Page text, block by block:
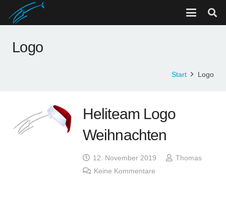
Logo
Start Logo
Heliteam Logo
Weihnachten
12. November 2019
Thomas
Keine Kommentare